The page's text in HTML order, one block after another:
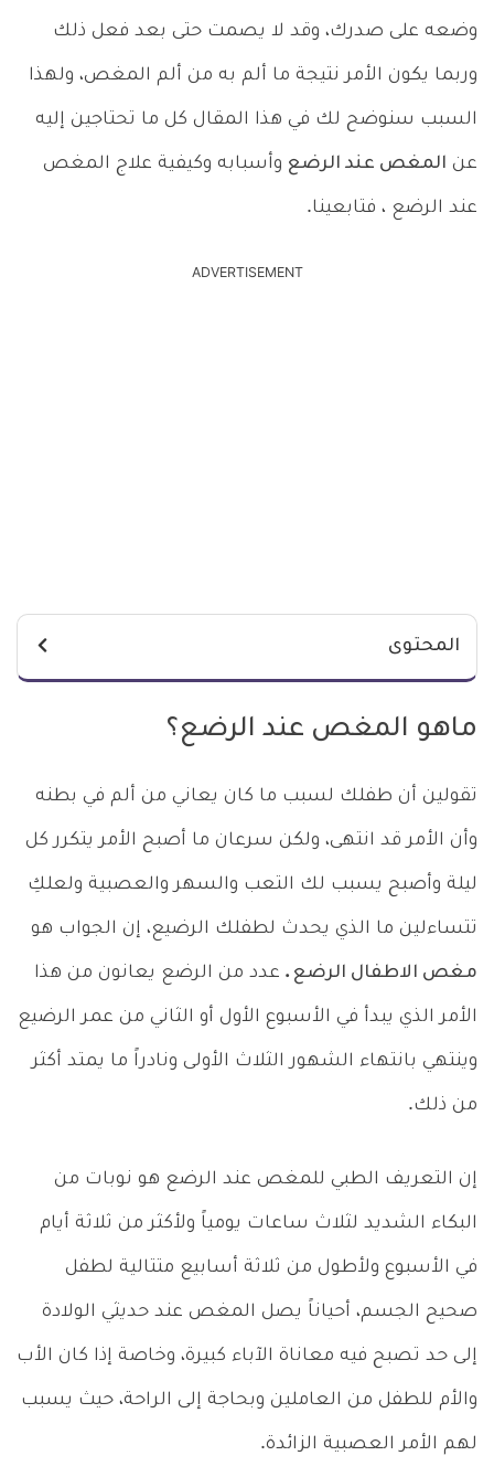
وضعه على صدرك، وقد لا يصمت حتى بعد فعل ذلك
وربما يكون الأمر نتيجة ما ألم به من ألم المغص، ولهذا
السبب سنوضح لك في هذا المقال كل ما تحتاجين إليه
عن المغص عند الرضع وأسبابه وكيفية علاج المغص
عند الرضع ، فتابعينا.
ADVERTISEMENT
المحتوى
ماهو المغص عند الرضع؟
تقولين أن طفلك لسبب ما كان يعاني من ألم في بطنه
وأن الأمر قد انتهى، ولكن سرعان ما أصبح الأمر يتكرر كل
ليلة وأصبح يسبب لك التعب والسهر والعصبية ولعلكِ
تتساءلين ما الذي يحدث لطفلك الرضيع، إن الجواب هو
مغص الاطفال الرضع . عدد من الرضع يعانون من هذا
الأمر الذي يبدأ في الأسبوع الأول أو الثاني من عمر الرضيع
وينتهي بانتهاء الشهور الثلاث الأولى ونادراً ما يمتد أكثر
من ذلك.
إن التعريف الطبي للمغص عند الرضع هو نوبات من
البكاء الشديد لثلاث ساعات يومياً ولأكثر من ثلاثة أيام
في الأسبوع ولأطول من ثلاثة أسابيع متتالية لطفل
صحيح الجسم، أحياناً يصل المغص عند حديثي الولادة
إلى حد تصبح فيه معاناة الآباء كبيرة، وخاصة إذا كان الأب
والأم للطفل من العاملين وبحاجة إلى الراحة، حيث يسبب
لهم الأمر العصبية الزائدة.